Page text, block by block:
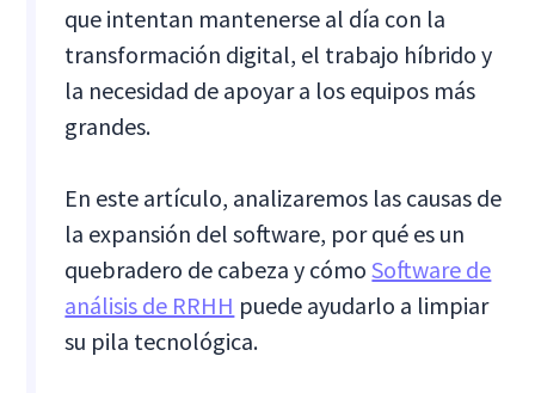
que intentan mantenerse al día con la
transformación digital, el trabajo híbrido y
la necesidad de apoyar a los equipos más
grandes.
En este artículo, analizaremos las causas de
la expansión del software, por qué es un
quebradero de cabeza y cómoSoftware de
análisis de RRHH puede ayudarlo a limpiar
su pila tecnológica.